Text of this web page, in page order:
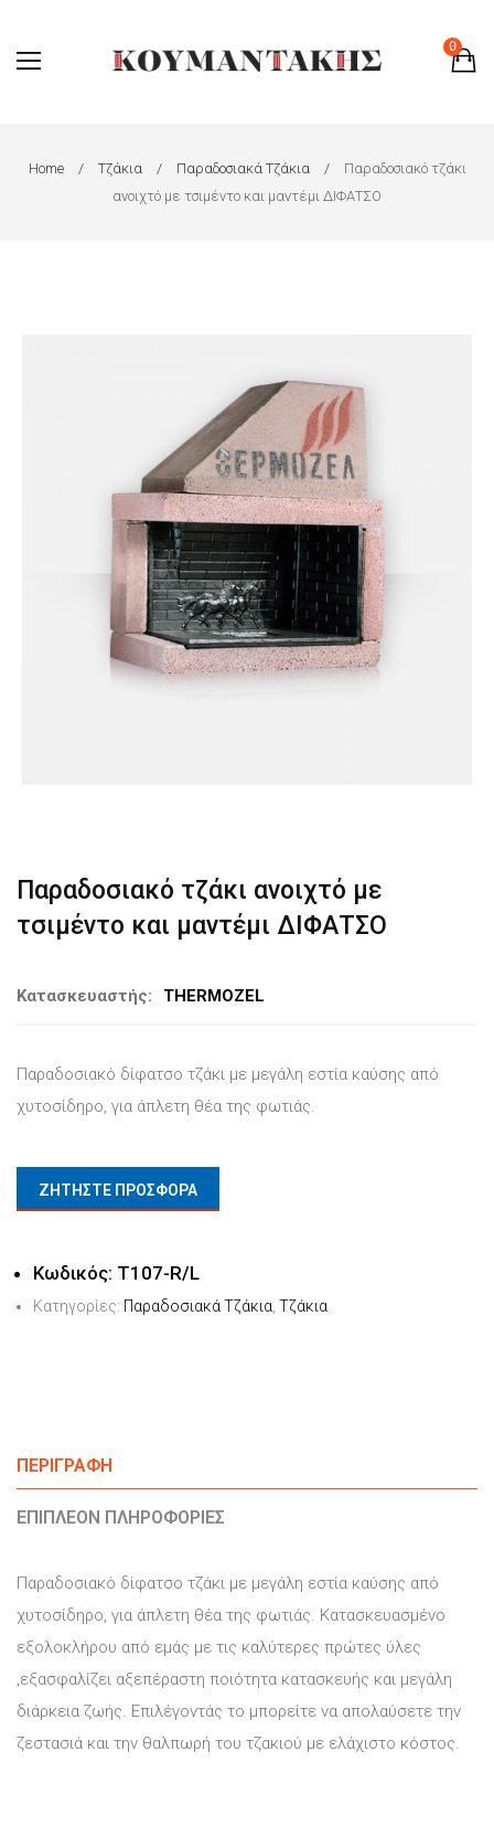
0
Home Τζάκια Παραδοσιακά Τζάκια
Παραδοσιακό τζάκι
ανοιχτό με τσιμέντο και μαντέμι ΔΙΦΑΤΣΟ
Παραδοσιακό τζάκι ανοιχτό με
τσιμέντο και μαντέμι ΔΙΦΑΤΣΟ
Κατασκευαστής: THERMOZEL
Παραδοσιακό δίφατσο τζάκι με μεγάλη εστία καύσης από
χυτοσίδηρο, για άπλετη θέα της φωτιάς.
ΖΗΤΗΣΤΕ ΠΡΟΣΦΟΡΑ
Κωδικός: T107-R/L
Κατηγορίες: Παραδοσιακά Τζάκια Τζάκια
ΠΕΡΙΓΡΑΦΉ
ΕΠΙΠΛΈΟΝ ΠΛΗΡΟΦΟΡΊΕΣ
Παραδοσιακό δίφατσο τζάκι με μεγάλη εστία καύσης από
χυτοσίδηρο, για άπλετη θέα της φωτιάς. Κατασκευασμένο
εξολοκλήρου από εμάς με τις καλύτερες πρώτες ύλες
,εξασφαλίζει αξεπέραστη ποιότητα κατασκευής και μεγάλη
διάρκεια ζωής. Επιλέγοντάς το μπορείτε να απολαύσετε την
ζεστασιά και την θαλπωρή του τζακιού με ελάχιστο κόστος.